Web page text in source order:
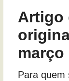
março
Para quem